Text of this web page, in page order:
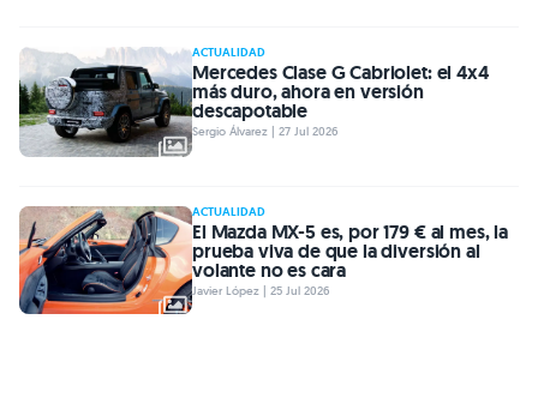
ACTUALIDAD
Mercedes Clase G Cabriolet: el 4x4
más duro, ahora en versión
descapotable
Sergio Álvarez | 27 Jul 2026
ACTUALIDAD
El Mazda MX-5 es, por 179 € al mes, la
prueba viva de que la diversión al
volante no es cara
Javier López | 25 Jul 2026